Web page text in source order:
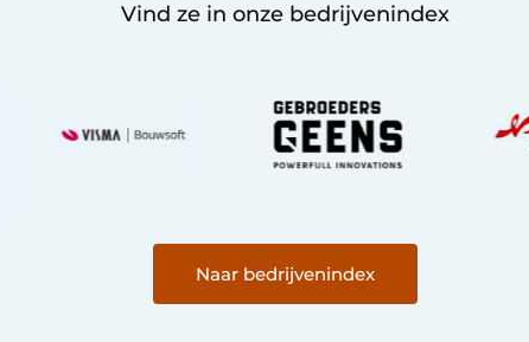
Vind ze in onze bedrijvenindex
Naar bedrijvenindex